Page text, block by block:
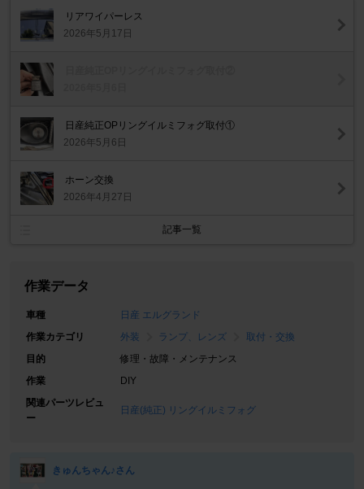
リアワイパーレス
2026年5月17日
日産純正OPリングイルミフォグ取付①
2026年5月6日
ホーン交換
2026年4月27日
記事一覧
作業データ
車種
日産 エルグランド
作業カテゴリ
外装 ランプ、レンズ
取付・交換
目的
修理・故障・メンテナンス
作業
DIY
関連パーツレビュ
ー
日産(純正) リングイルミフォグ
きゅんちゃん♪さん